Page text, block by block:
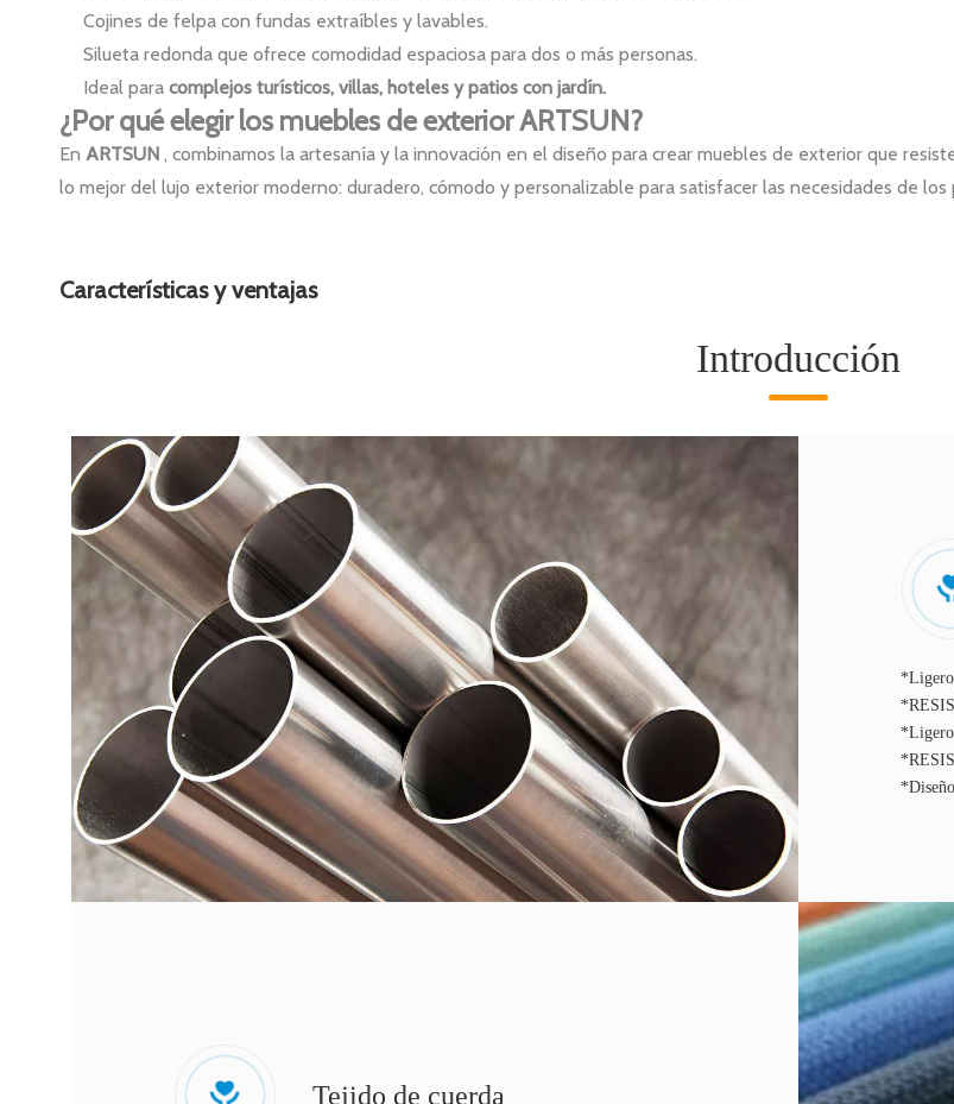
Cojines de felpa con fundas extraíbles y lavables.
Silueta redonda que ofrece comodidad espaciosa para dos o más personas.
Ideal para complejos turísticos, villas, hoteles y patios con jardín.
¿Por qué elegir los muebles de exterior ARTSUN?
En ARTSUN , combinamos la artesanía y la innovación en el diseño para crear muebles de exterior que
lo mejor del lujo exterior moderno: duradero, cómodo y personalizable para satisfacer las necesidades de
Características y ventajas
Introducción
Tejido de cuerda